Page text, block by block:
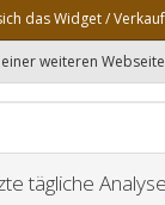
das Widget /
einer weiteren Webseite
tägliche Analyse